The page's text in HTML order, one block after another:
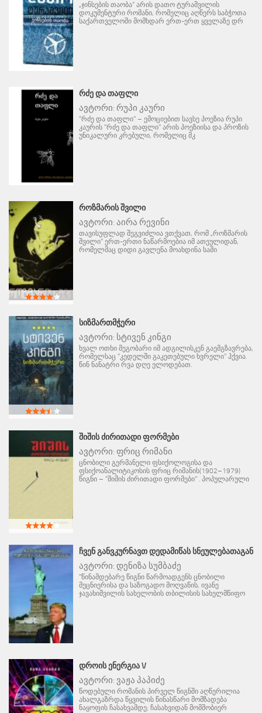
„ჯინსების თაობა“ არის დათო ტურაშვილის
დოკუმენტური რომანი, რომელიც აღწერს საბჭოთა
საქართველოში მომხდარ ერთ-ერთ ყველაზე დრ
ᲠᲫᲔ ᲓᲐ ᲗᲐᲤᲚᲘ
ავტორი: რუპი კაური
"რძე და თაფლი" – ემოციებით სავსე პოეზია რუპი
კაურის "რძე და თაფლი" არის პოეზიისა და პროზის
უნიკალური კრებული, რომელიც მკ
ᲠᲝᲖᲛᲐᲠᲘᲡ ᲨᲕᲘᲚᲘ
ავტორი: აირა რევინი
თავისუფლად შეგვიძლია ვთქვათ, რომ „როზმარის
შვილი" ერთ-ერთი ნაწარმოებია იმ ათეულიდან,
რომელმაც დიდი გავლენა მოახდინა საში
ᲡᲘᲖᲛᲐᲠᲗᲛᲭᲔᲠᲘ
ავტორი: სტივენ კინგი
ხვალ ოთხი მეგობარი იმ ადგილისკენ გაემგზავრება,
რომელსაც "კედელში გაკეთებული ხვრელი" ჰქვია.
წინ ნანატრი რვა დღე ელოდებათ.
ᲨᲘᲨᲘᲡ ᲫᲘᲠᲘᲗᲐᲓᲘ ᲤᲝᲠᲛᲔᲑᲘ
ავტორი: ფრიც რიმანი
ცნობილი გერმანელი ფსიქოლოგისა და
ფსიქოანალიტიკოსის ფრიც რიმანის(1902–1979)
წიგნი – "შიშის ძირითადი ფორმები" . პოპულარული
ᲩᲕᲔᲜ ᲒᲐᲜᲕᲙᲣᲠᲜᲐᲕᲗ ᲓᲔᲓᲐᲛᲘᲬᲐᲡ ᲡᲜᲔᲣᲚᲔᲑᲐᲗᲐᲒᲐᲜ
ავტორი: დენიზა სუმბაძე
"წინამდებარე წიგნი წარმოადგენს ცნობილი
მეცნიერისა და საზოგადო მოღვაწის, ივანე
ჯავახიშვილის სახელობის თბილისის სახელმწიფო
ᲓᲠᲝᲘᲡ ᲔᲜᲔᲠᲒᲘᲐ V
ავტორი: ვაჟა პაპიძე
წოდებული რომანის პირველ წიგნში აღწერილია
ახალგაზრდა წყვილის წინასწარი მომზადება
ნაყოფის ჩასახვამდე; ჩასახვიდან მომშობიერ